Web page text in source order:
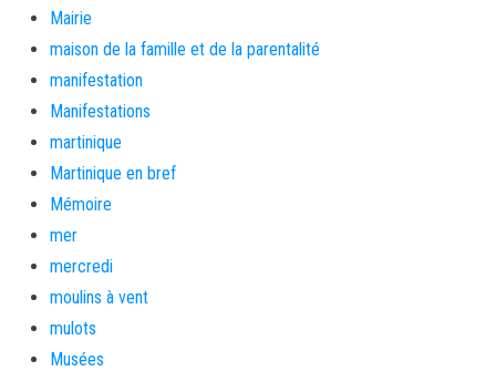
Mairie
maison de la famille et de la parentalité
manifestation
Manifestations
martinique
Martinique en bref
Mémoire
mer
mercredi
moulins à vent
mulots
Musées